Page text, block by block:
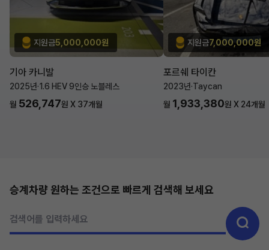
지원금5,000,000원
기아 카니발
2025년·1.6 HEV 9인승 노블레스
월 526,747원 X 37개월
지원금7,000,000원
포르쉐 타이칸
2023년·Taycan
월 1,933,380원 X 24개월
승계차량 원하는 조건으로 빠르게 검색해 보세요
검색어를 입력하세요